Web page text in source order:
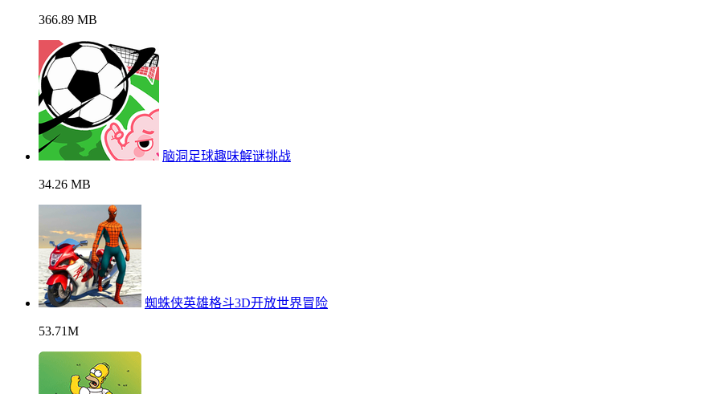
366.89 MB
脑洞足球趣味解谜挑战
34.26 MB
蜘蛛侠英雄格斗3D开放世界冒险
53.71M